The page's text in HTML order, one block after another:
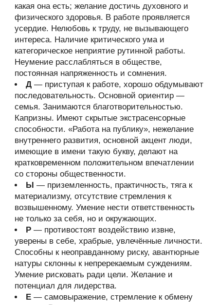
какая она есть; желание достичь духовного и
физического здоровья. В работе проявляется
усердие. Нелюбовь к труду, не вызывающего
интереса. Наличие критического ума и
категорическое неприятие рутинной работы.
Неумение расслабляться в обществе,
постоянная напряженность и сомнения.
Д — приступая к работе, хорошо обдумывают
последовательность. Основной ориентир —
семья. Занимаются благотворительностью.
Капризны. Имеют скрытые экстрасенсорные
способности. «Работа на публику», нежелание
внутреннего развития, основной акцент люди,
имеющие в имени такую букву, делают на
кратковременном положительном впечатлении
со стороны общественности.
Ы — приземленность, практичность, тяга к
материализму, отсутствие стремления к
возвышенному. Умение нести ответственность
не только за себя, но и окружающих.
Р — противостоят воздействию извне,
уверены в себе, храбрые, увлечённые личности.
Способны к неоправданному риску, авантюрные
натуры склонны к непререкаемым суждениям.
Умение рисковать ради цели. Желание и
потенциал для лидерства.
Е — самовыражение, стремление к обмену